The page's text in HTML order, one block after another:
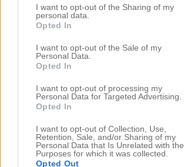
I want to opt-out of the Sharing of my
personal data.
Opted In
I want to opt-out of the Sale of my
Personal Data.
Opted In
I want to opt-out of processing my
Personal Data for Targeted Advertising.
Opted In
I want to opt-out of Collection, Use,
Retention, Sale, and/or Sharing of my
Personal Data that Is Unrelated with the
Purposes for which it was collected.
Opted Out
januari 2023
december 2022
oktober 2022
september 2022
juli 2022
juni 2022
april 2022
mars 2022
februari 2022